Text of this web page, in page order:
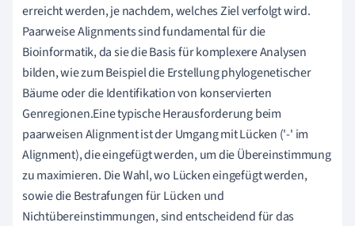
erreicht werden, je nachdem, welches Ziel verfolgt wird.
Paarweise Alignments sind fundamental für die
Bioinformatik, da sie die Basis für komplexere Analysen
bilden, wie zum Beispiel die Erstellung phylogenetischer
Bäume oder die Identifikation von konservierten
Genregionen.Eine typische Herausforderung beim
paarweisen Alignment ist der Umgang mit Lücken ('-' im
Alignment), die eingefügt werden, um die Übereinstimmung
zu maximieren. Die Wahl, wo Lücken eingefügt werden,
sowie die Bestrafungen für Lücken und
Nichtübereinstimmungen, sind entscheidend für das